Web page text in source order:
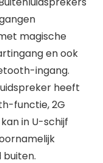
magische
en ook
ingang.
heeft
functie, 2G
in U-schijf